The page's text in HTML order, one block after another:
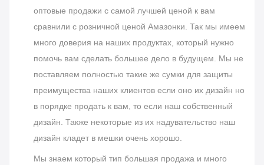
оптовые продажи с самой лучшей ценой к вам
сравнили с розничной ценой Амазонки. Так мы имеем
много доверия на наших продуктах, который нужно
помочь вам сделать большее дело в будущем. Мы не
поставляем полностью такие же сумки для защиты
преимущества наших клиентов если оно их дизайн но
в порядке продать к вам, то если наш собственный
дизайн. Также некоторые из их надувательство наш
дизайн кладет в мешки очень хорошо.
Мы знаем который тип большая продажа и много